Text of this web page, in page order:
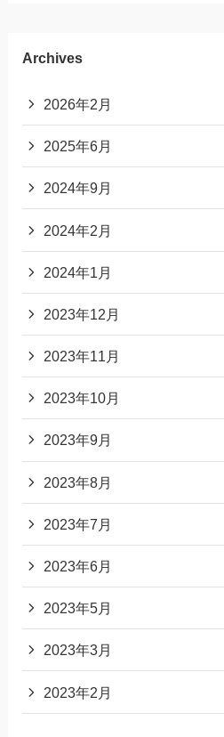
Archives
2026年2月
2025年6月
2024年9月
2024年2月
2024年1月
2023年12月
2023年11月
2023年10月
2023年9月
2023年8月
2023年7月
2023年6月
2023年5月
2023年3月
2023年2月